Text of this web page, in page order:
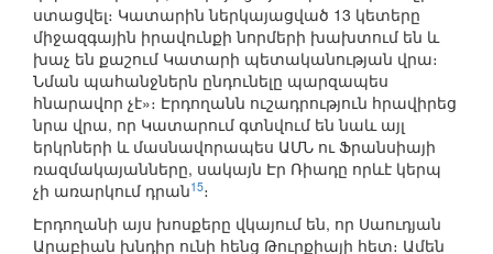
ստացվել։ Կատարին ներկայացված 13 կետերը
միջազգային իրավունքի նորմերի խախտում են և
խաչ են քաշում Կատարի պետականության վրա։
Նման պահանջներն ընդունելը պարզապես
հնարավոր չէ»։ Էրդողանն ուշադրություն հրավիրեց
նրա վրա, որ Կատարում գտնվում են նաև այլ
երկրների և մասնավորապես ԱՄՆ ու Ֆրանսիայի
ռազմակայանները, սակայն Էր Ռիադը որևէ կերպ
չի առարկում դրան15։
Էրդողանի այս խոսքերը վկայում են, որ Սաուդյան
Արաբիան խնդիր ունի հենց Թուրքիայի հետ։ Ամեն